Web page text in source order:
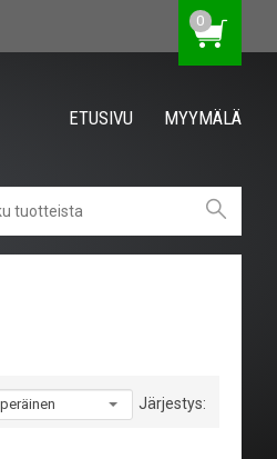
0
ETUSIVU MYYMÄLÄ
Järjestys: